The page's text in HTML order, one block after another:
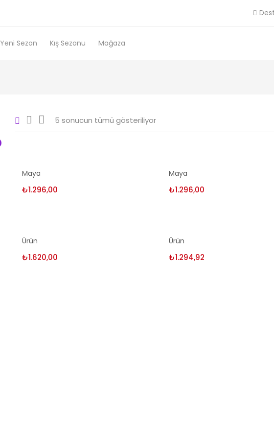
Yeni Sezon Kış Sezonu Mağaza
5 sonucun tümü gösteriliyor
Seçenekler
Maya
₺1.296,00
Seçenekler
Maya
₺1.296,00
Seçenekler
Ürün
₺1.620,00
Seçenekler
Ürün
₺1.294,92